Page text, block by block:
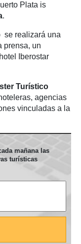
Plata is
.
se realizará una
prensa, un
Iberostar
Turístico
agencias
vinculadas a la
mañana las
turísticas